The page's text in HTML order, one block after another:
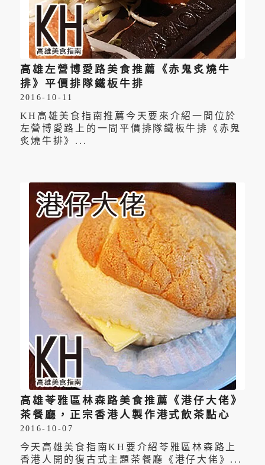
高雄左營博愛路美食推薦《赤鬼炙燒牛
排》平價排隊鐵板牛排
2016-10-11
KH高雄美食指南推薦今天要來介紹一間位於
左營博愛路上的一間平價排隊鐵板牛排《赤鬼
炙燒牛排》...
高雄苓雅區林森路美食推薦《港仔大佬》
茶餐廳，正宗香港人製作港式飲茶點心
2016-10-07
今天高雄美食指南KH要介紹苓雅區林森路上
香港人開的復古式主題茶餐廳《港仔大佬》...